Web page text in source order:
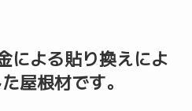
による貼り換えによ
屋根材です。